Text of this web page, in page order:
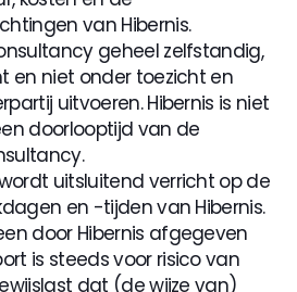
van Hibernis.
geheel zelfstandig,
en niet onder toezicht en
uitvoeren. Hibernis is niet
doorlooptijd van de
uitsluitend verricht op de
en -tijden van Hibernis.
door Hibernis afgegeven
is steeds voor risico van
dat (de wijze van)